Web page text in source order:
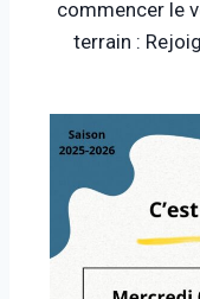
commencer le
terrain :